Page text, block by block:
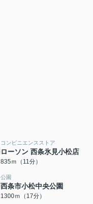
コンビニエンスストア
ローソン 西条氷見小松店
835ｍ（11分）
公園
西条市小松中央公園
1300ｍ（17分）